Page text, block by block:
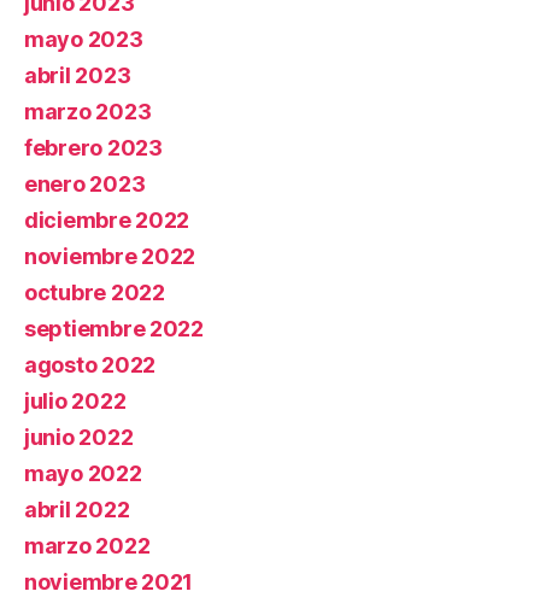
mayo 2023
abril 2023
marzo 2023
febrero 2023
enero 2023
diciembre 2022
noviembre 2022
octubre 2022
septiembre 2022
agosto 2022
julio 2022
junio 2022
mayo 2022
abril 2022
marzo 2022
noviembre 2021